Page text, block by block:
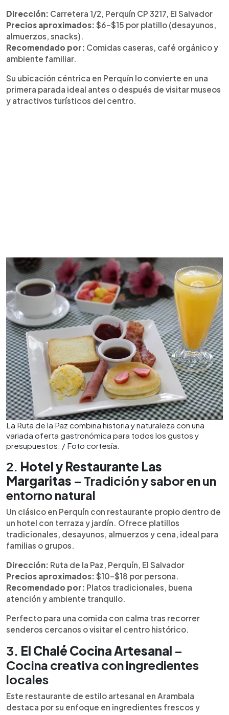
Dirección: Carretera 1/2, Perquín CP 3217, El Salvador
Precios aproximados: $6–$15 por platillo (desayunos,
almuerzos, snacks).
Recomendado por: Comidas caseras, café orgánico y
ambiente familiar.
Su ubicación céntrica en Perquín lo convierte en una
primera parada ideal antes o después de visitar museos
y atractivos turísticos del centro.
La Ruta de la Paz combina historia y naturaleza con una
variada oferta gastronómica para todos los gustos y
presupuestos. / Foto cortesía.
2. Hotel y Restaurante Las
Margaritas – Tradición y sabor en un
entorno natural
Un clásico en Perquín con restaurante propio dentro de
un hotel con terraza y jardín. Ofrece platillos
tradicionales, desayunos, almuerzos y cena, ideal para
familias o grupos.
Dirección: Ruta de la Paz, Perquín, El Salvador
Precios aproximados: $10–$18 por persona.
Recomendado por: Platos tradicionales, buena
atención y ambiente tranquilo.
Perfecto para una comida con calma tras recorrer
senderos cercanos o visitar el centro histórico.
3. El Chalé Cocina Artesanal –
Cocina creativa con ingredientes
locales
Este restaurante de estilo artesanal en Arambala
destaca por su enfoque en ingredientes frescos y